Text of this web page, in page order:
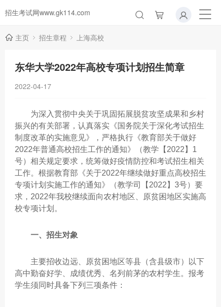
招生考试网www.gk114.com
主页 招生章程 上海高校
东华大学2022年高校专项计划招生简章
2022-04-17
为深入贯彻中央关于巩固拓展脱贫攻坚成果和乡村
振兴的有关部署，认真落实《国务院关于深化考试招生
制度改革的实施意见》，严格执行《教育部关于做好
2022年普通高校招生工作的通知》（教学【2022】1
号）相关规定要求，统筹做好疫情防控和考试招生相关
工作。根据教育部《关于2022年继续做好重点高校招生
专项计划实施工作的通知》（教学司【2022】3号）要
求，2022年我校继续面向农村地区、原贫困地区实施高
校专项计划。
一、招生对象
主要招收边远、原贫困地区等县（含县级市）以下
高中勤奋好学、成绩优秀、名列前茅的农村学生。报考
学生须同时具备下列三项条件：